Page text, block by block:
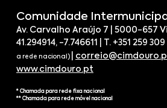
Comunidade
Av. Carvalho Araújo 7 | 5000-657
41.294914, -7.746611 | T. +351 259 309
a rede nacional)
www.cimdouro.pt
* Chamada para rede fixa nacional
** Chamada para rede móvel nacional